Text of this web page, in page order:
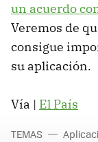
un acuerdo
Veremos de
consigue
su aplicación.
Vía | El País
TEMAS